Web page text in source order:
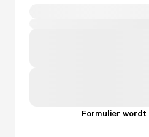
Formulier wordt